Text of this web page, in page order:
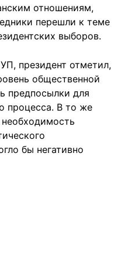
отношениям,
перешли к теме
выборов.
президент отметил,
общественной
предпосылки для
процесса. В то же
бы негативно